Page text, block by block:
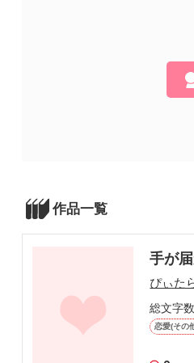
作品一覧
手が
ぴぃた
総文字
恋愛(その